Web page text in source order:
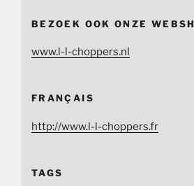
BEZOEK OOK ONZE
www.l-l-choppers.nl
FRANÇAIS
http://www.l-l-choppers.fr
TAGS